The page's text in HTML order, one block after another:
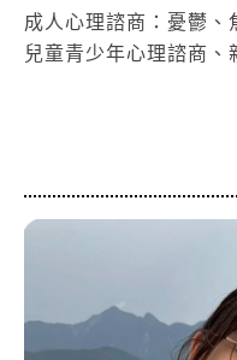
成人心理諮商：憂鬱、
兒童青少年心理諮商、